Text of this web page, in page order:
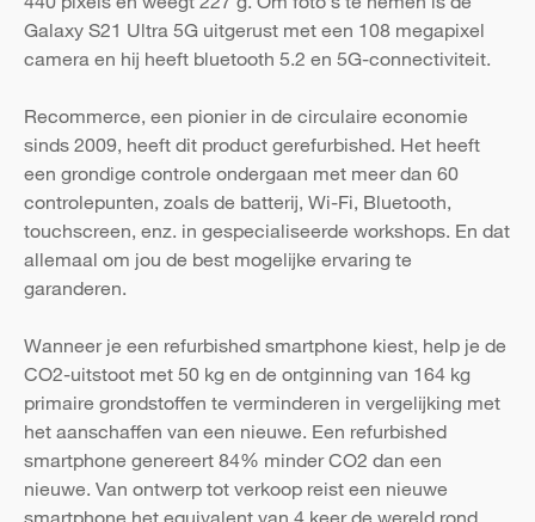
Galaxy S21 Ultra 5G uitgerust met een 108 megapixel
camera en hij heeft bluetooth 5.2 en 5G-connectiviteit.
Recommerce, een pionier in de circulaire economie
sinds 2009, heeft dit product gerefurbished. Het heeft
een grondige controle ondergaan met meer dan 60
controlepunten, zoals de batterij, Wi-Fi, Bluetooth,
touchscreen, enz. in gespecialiseerde workshops. En dat
allemaal om jou de best mogelijke ervaring te
garanderen.
Wanneer je een refurbished smartphone kiest, help je de
CO2-uitstoot met 50 kg en de ontginning van 164 kg
primaire grondstoffen te verminderen in vergelijking met
het aanschaffen van een nieuwe. Een refurbished
smartphone genereert 84% minder CO2 dan een
nieuwe. Van ontwerp tot verkoop reist een nieuwe
smartphone het equivalent van 4 keer de wereld rond.